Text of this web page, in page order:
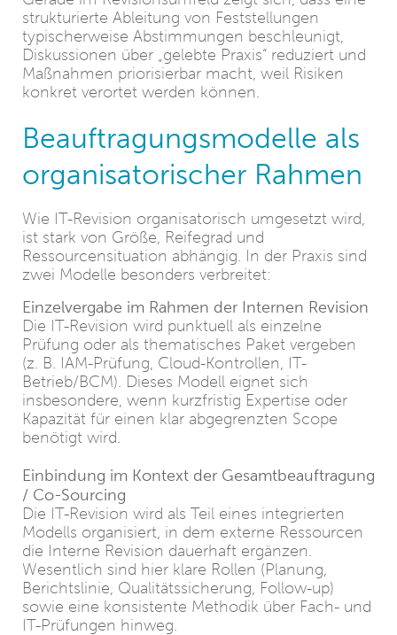
strukturierte Ableitung von Feststellungen
typischerweise Abstimmungen beschleunigt,
Diskussionen über „gelebte Praxis“ reduziert und
Maßnahmen priorisierbar macht, weil Risiken
konkret verortet werden können.
Beauftragungsmodelle als
organisatorischer Rahmen
Wie IT-Revision organisatorisch umgesetzt wird,
ist stark von Größe, Reifegrad und
Ressourcensituation abhängig. In der Praxis sind
zwei Modelle besonders verbreitet:
Einzelvergabe im Rahmen der Internen Revision
Die IT-Revision wird punktuell als einzelne
Prüfung oder als thematisches Paket vergeben
(z. B. IAM-Prüfung, Cloud-Kontrollen, IT-
Betrieb/BCM). Dieses Modell eignet sich
insbesondere, wenn kurzfristig Expertise oder
Kapazität für einen klar abgegrenzten Scope
benötigt wird.
Einbindung im Kontext der Gesamtbeauftragung
/ Co-Sourcing
Die IT-Revision wird als Teil eines integrierten
Modells organisiert, in dem externe Ressourcen
die Interne Revision dauerhaft ergänzen.
Wesentlich sind hier klare Rollen (Planung,
Berichtslinie, Qualitätssicherung, Follow-up)
sowie eine konsistente Methodik über Fach- und
IT-Prüfungen hinweg.